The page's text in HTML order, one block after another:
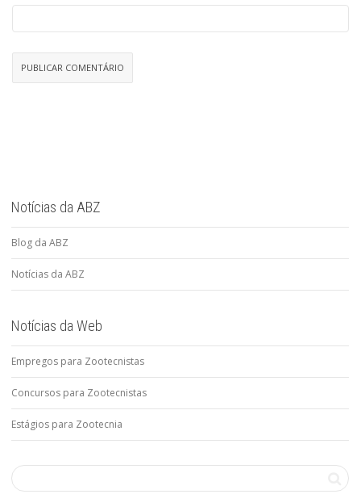
Notícias da ABZ
Blog da ABZ
Notícias da ABZ
Notícias da Web
Empregos para Zootecnistas
Concursos para Zootecnistas
Estágios para Zootecnia